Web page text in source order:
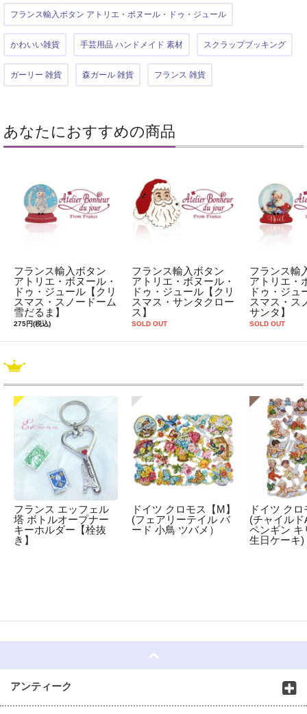
フランス輸入ボタン アトリエ・ボヌール・ドゥ・ジュール
かわいい雑貨 手芸用品 ハンドメイド 素材 スクラップブッキング
ガーリー 雑貨 森ガール 雑貨 フランス 雑貨
あなたにおすすめの商品
フランス輸入ボタン
アトリエ・ボヌール・
ドゥ・ジュール【クリ
スマス・スノードーム
雪だるま】
275円(税込)
フランス輸入ボタン
アトリエ・ボヌール・
ドゥ・ジュール【クリ
スマス・サンタクロー
ス】
SOLD OUT
フランス輸
アトリエ・
ドゥ・ジュ
スマス・ス
サンタ】
SOLD OUT
フランス エッフェル
塔 ボトルオープナー
キーホルダー【栓抜
き】
ドイツ クロモス【M】
(フェアリーテイル バ
ード 小鳥 ツバメ）
ドイツ ク
(チャイルド
ペンギン キ
生日ケーキ)
アンティーク